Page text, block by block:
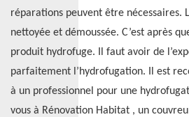
réparations peuvent être nécessaires.
nettoyée et démoussée. C’est après
produit hydrofuge. Il faut avoir de
parfaitement l’hydrofugation. Il est
à un professionnel pour une
vous à Rénovation Habitat , un